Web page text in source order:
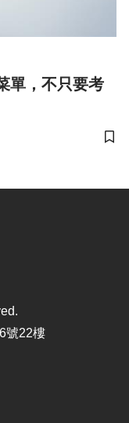
單，不只要考
儲
號22樓